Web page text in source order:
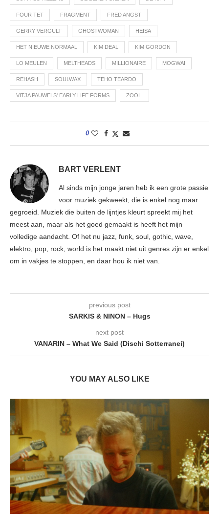
FOUR TET FRAGMENT FRED ANGST
GERRY VERGULT GHOSTWOMAN HEISA
HET NIEUWE NORMAAL KIM DEAL KIM GORDON
LO MEULEN MELTHEADS MILLIONAIRE MOGWAI
REHASH SOULWAX TEHO TEARDO
VITJA PAUWELS' EARLY LIFE FORMS ZOOL.
0
BART VERLENT
Al sinds mijn jonge jaren heb ik een grote passie
voor muziek gekweekt, die is enkel nog maar
gegroeid. Muziek die buiten de lijntjes kleurt spreekt mij het
meest aan, maar als het goed gemaakt is heeft het mijn
volledige aandacht. Of het nu jazz, funk, soul, gothic, wave,
elektro, pop, rock, world is het maakt niet uit genres zijn er enkel
om in vakjes te stoppen, en daar hou ik niet van.
previous post
SARKIS & NINON – Hugs
next post
VANARIN – What We Said (Dischi Sotterranei)
YOU MAY ALSO LIKE